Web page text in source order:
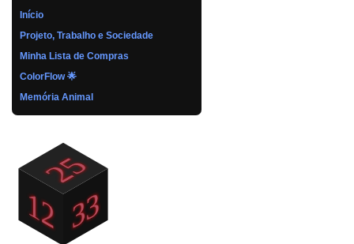
Início
Projeto, Trabalho e Sociedade
Minha Lista de Compras
ColorFlow 🌟
Memória Animal